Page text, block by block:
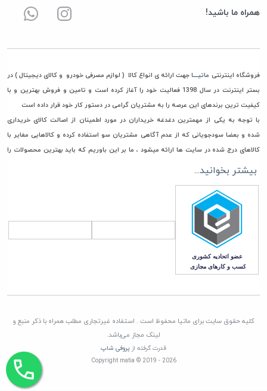
همراه ما باشید!
فروشگاه اینترنتی ماتیــــا جهت ارائه ی انواع کالا ( لوازم مصرفی خودرو و کالای دیجیتال ) در
بستر اینترنت در سال 1398 فعالیت خود را آغاز کرده است و تامین و فروش بهترین و با
کیفیت ترین برندهای این عرصه را به مشتریان گرامی در دستور کار خود قرار داده است
با توجه به یکی از مهمترین دغدغه خریداران در مورد اطمینان از اصالت کالای خریداری
شده و بعضا سودجویانی که از عدم آگاهی مشتریان سو استفاده کرده و کالاهایی مغایر با
کالاهای درج شده در سایت ها ارائه میشود ، ما بر این باوریم که باید بهترین محصولات را
جهت خرید و استفاده در اختیار مشتریان گرامی مان قرار دهیم، به همین جهت فقط مستقیما
هرگونه کالای غیر اصل به انبار ماتیا به صفر برسانیم
همچنین در راستای قیمت گذاری، هدف ماتیا رساندن کالا به دست مشتری با قیمتی منصفانه
و رقابتی می باشد. چرا که برای باقی ماندن در این بازار به مدت طولانی برنامه ریزی کرده ایم
که این امر جز با همراهی و بدست آوردن اعتماد شما مشتریان گرامی، صورت نمی پذیرد
بیشتر بخوانید...
کلیه حقوق سایت برای ماتیا محفوظ است . استفاده غیرتجاری مطلب همراه با ذکر منبع و
لینک مجاز می‌باشد.
قدرت گرفته از پروفی شاپ
Copyright matia © 2019 - 2026